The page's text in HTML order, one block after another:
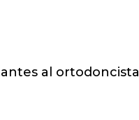
al ortodoncista